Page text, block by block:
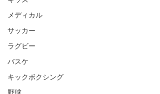
メディカル
サッカー
ラグビー
バスケ
キックボクシング